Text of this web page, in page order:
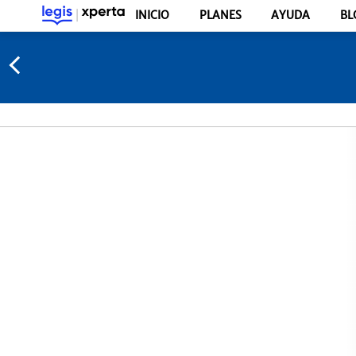
INICIO PLANES AYUDA